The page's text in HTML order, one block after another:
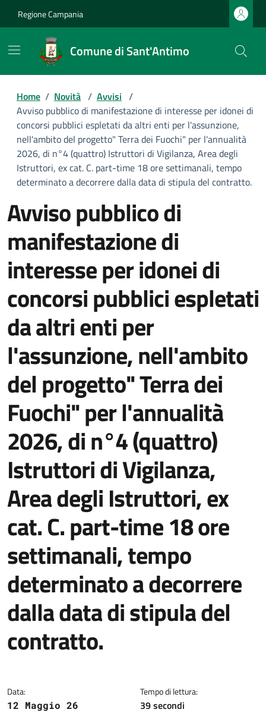
Regione Campania
Comune di Sant'Antimo
Home / Novità / Avvisi /
Avviso pubblico di manifestazione di interesse per idonei di
concorsi pubblici espletati da altri enti per l'assunzione,
nell'ambito del progetto" Terra dei Fuochi" per l'annualità
2026, di n°4 (quattro) Istruttori di Vigilanza, Area degli
Istruttori, ex cat. C. part-time 18 ore settimanali, tempo
determinato a decorrere dalla data di stipula del contratto.
Avviso pubblico di
manifestazione di
interesse per idonei di
concorsi pubblici espletati
da altri enti per
l'assunzione, nell'ambito
del progetto" Terra dei
Fuochi" per l'annualità
2026, di n°4 (quattro)
Istruttori di Vigilanza,
Area degli Istruttori, ex
cat. C. part-time 18 ore
settimanali, tempo
determinato a decorrere
dalla data di stipula del
contratto.
Data:
12 Maggio 26
Tempo di lettura:
39 secondi